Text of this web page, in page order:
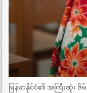
မြန်မာနိုင်ငံ၏ အကြီးဆုံး